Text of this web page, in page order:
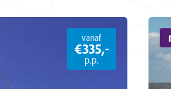
vanaf
€335,-
p.p.